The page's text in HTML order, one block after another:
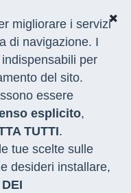
migliorare i servizi
di navigazione. I
per
del sito.
essere
esplicito,
TUTTI.
tue scelte sulle
desideri installare,